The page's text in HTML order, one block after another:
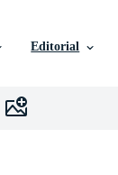
Editorial